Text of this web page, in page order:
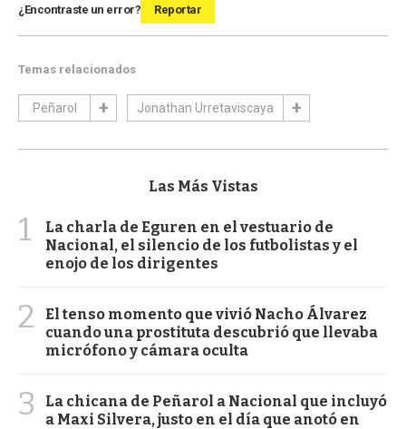
¿Encontraste un error? Reportar
Temas relacionados
Peñarol Jonathan Urretaviscaya
Las Más Vistas
1
La charla de Eguren en el vestuario de
Nacional, el silencio de los futbolistas y el
enojo de los dirigentes
2
El tenso momento que vivió Nacho Álvarez
cuando una prostituta descubrió que llevaba
micrófono y cámara oculta
3
La chicana de Peñarol a Nacional que incluyó
a Maxi Silvera, justo en el día que anotó en